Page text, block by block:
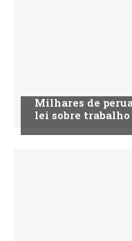
Milhares de
lei sobre